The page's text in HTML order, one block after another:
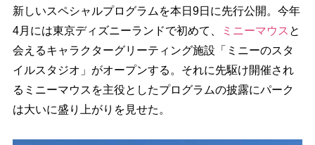
新しいスペシャルプログラムを本日9日に先行公開。今年
4月には東京ディズニーランドで初めて、
ミニーマウス と
会えるキャラクターグリーティング施設「ミニーのスタ
イルスタジオ」がオープンする。それに先駆け開催され
るミニーマウスを主役としたプログラムの披露にパーク
は大いに盛り上がりを見せた。